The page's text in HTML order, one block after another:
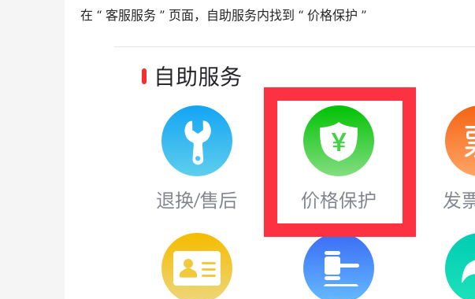
在 “ 客服服务 ” 页面，自助服务内找到 “ 价格保护 ”